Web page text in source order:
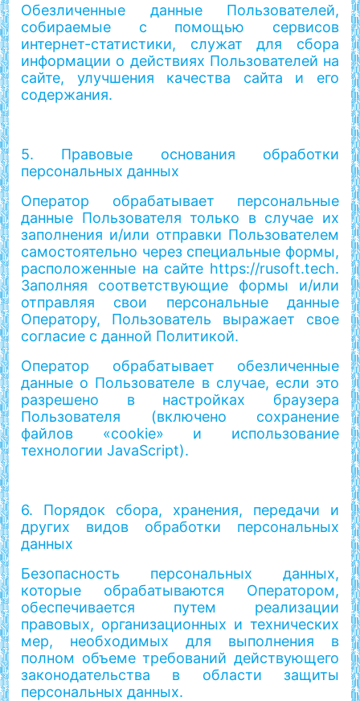
Обезличенные данные Пользователей,
собираемые с помощью сервисов
интернет-статистики, служат для сбора
информации о действиях Пользователей на
сайте, улучшения качества сайта и его
содержания.
5. Правовые основания обработки
персональных данных
Оператор обрабатывает персональные
данные Пользователя только в случае их
заполнения и/или отправки Пользователем
самостоятельно через специальные формы,
расположенные на сайте https://rusoft.tech.
Заполняя соответствующие формы и/или
отправляя свои персональные данные
Оператору, Пользователь выражает свое
согласие с данной Политикой.
Оператор обрабатывает обезличенные
данные о Пользователе в случае, если это
разрешено в настройках браузера
Пользователя (включено сохранение
файлов «cookie» и использование
технологии JavaScript).
6. Порядок сбора, хранения, передачи и
других видов обработки персональных
данных
Безопасность персональных данных,
которые обрабатываются Оператором,
обеспечивается путем реализации
правовых, организационных и технических
мер, необходимых для выполнения в
полном объеме требований действующего
законодательства в области защиты
персональных данных.